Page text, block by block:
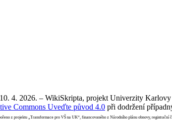
4. 2026. – WikiSkripta, projekt Univerzity
Commons Uveďte původ 4.0 při dodržení
z projektu „Transformace pro VŠ na UK“, financovaného z Národního plánu obnovy, registrační